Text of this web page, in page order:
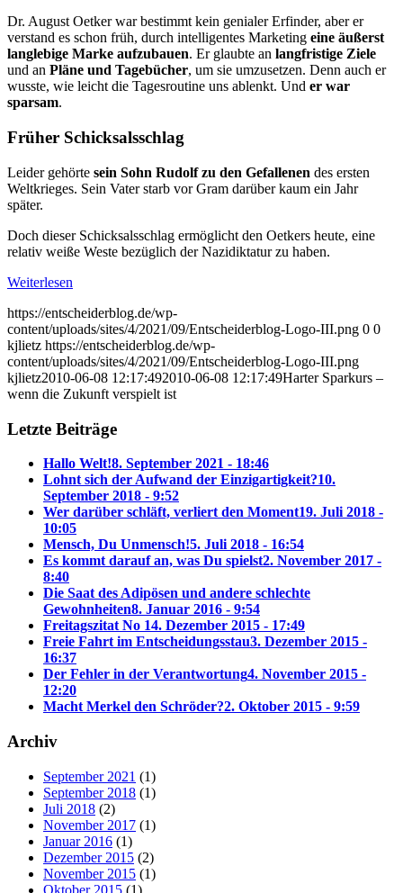
Dr. August Oetker war bestimmt kein genialer Erfinder, aber er
verstand es schon früh, durch intelligentes Marketing eine äußerst
langlebige Marke aufzubauen. Er glaubte an langfristige Ziele
und an Pläne und Tagebücher, um sie umzusetzen. Denn auch er
wusste, wie leicht die Tagesroutine uns ablenkt. Und er war
sparsam.
Früher Schicksalsschlag
Leider gehörte sein Sohn Rudolf zu den Gefallenen des ersten
Weltkrieges. Sein Vater starb vor Gram darüber kaum ein Jahr
später.
Doch dieser Schicksalsschlag ermöglicht den Oetkers heute, eine
relativ weiße Weste bezüglich der Nazidiktatur zu haben.
Weiterlesen
https://entscheiderblog.de/wp-
content/uploads/sites/4/2021/09/Entscheiderblog-Logo-III.png 0 0
kjlietz https://entscheiderblog.de/wp-
content/uploads/sites/4/2021/09/Entscheiderblog-Logo-III.png
kjlietz2010-06-08 12:17:492010-06-08 12:17:49Harter Sparkurs –
wenn die Zukunft verspielt ist
Letzte Beiträge
Hallo Welt!8. September 2021 - 18:46
Lohnt sich der Aufwand der Einzigartigkeit?10.
September 2018 - 9:52
Wer darüber schläft, verliert den Moment19. Juli 2018 -
10:05
Mensch, Du Unmensch!5. Juli 2018 - 16:54
Es kommt darauf an, was Du spielst2. November 2017 -
8:40
Die Saat des Adipösen und andere schlechte
Gewohnheiten8. Januar 2016 - 9:54
Freitagszitat No 14. Dezember 2015 - 17:49
Freie Fahrt im Entscheidungsstau3. Dezember 2015 -
16:37
Der Fehler in der Verantwortung4. November 2015 -
12:20
Macht Merkel den Schröder?2. Oktober 2015 - 9:59
Archiv
September 2021 (1)
September 2018 (1)
Juli 2018 (2)
November 2017 (1)
Januar 2016 (1)
Dezember 2015 (2)
November 2015 (1)
Oktober 2015 (1)